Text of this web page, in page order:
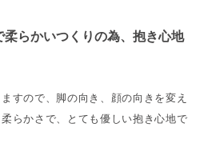
らかいつくりの為、抱き心地
すので、脚の向き、顔の向きを変え
らかさで、とても優しい抱き心地で